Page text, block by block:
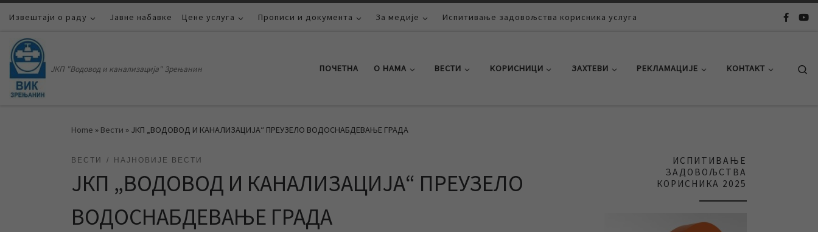
Skip to content
Извештаји о раду Јавне набавке Цене услуга Прописи и документа За медије Испитивање задовољства корисника услуга
ЈКП "Водовод и канализација" Зрењанин ПОЧЕТНА О НАМА ВЕСТИ КОРИСНИЦИ ЗАХТЕВИ РЕКЛАМАЦИЈЕ КОНТАКТ
Home » Вести » ЈКП „ВОДОВОД И КАНАЛИЗАЦИЈА“ ПРЕУЗЕЛО ВОДОСНАБДЕВАЊЕ ГРАДА
ВЕСТИ НАЈНОВИЈЕ ВЕСТИ
ЈКП „ВОДОВОД И КАНАЛИЗАЦИЈА“ ПРЕУЗЕЛО
ВОДОСНАБДЕВАЊЕ ГРАДА
ИСПИТИВАЊЕ
ЗАДОВОЉСТВА
КОРИСНИКА 2025